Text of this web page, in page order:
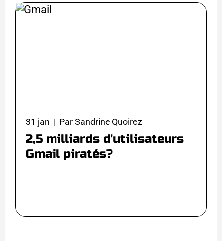
31 jan | Par Sandrine Quoirez
2,5 milliards d'utilisateurs
Gmail piratés?